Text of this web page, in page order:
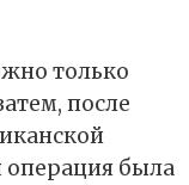
только
после
была